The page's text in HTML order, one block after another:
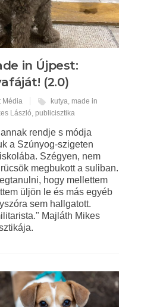
in Újpest:
(2.0)
Média kutya made in
László publicisztika
rendje s módja
a Szúnyog-szigeten
Szégyen, nem
megbukott a suliban.
hogy mellettem
üljön le és más egyéb
sem hallgatott.
Majláth Mikes